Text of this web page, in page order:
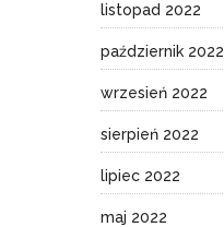
listopad 2022
październik 2022
wrzesień 2022
sierpień 2022
lipiec 2022
maj 2022